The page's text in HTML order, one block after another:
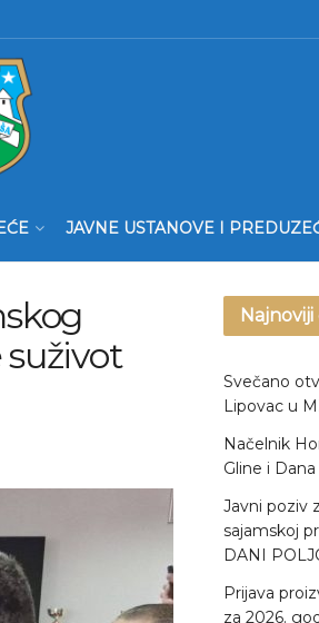
JAVNE USTANOVE I
suživot
Svečano
Lipovac u
Načelnik
Gline i
Javni poziv
sajamskoj
DANI
Prijava
za 2026.